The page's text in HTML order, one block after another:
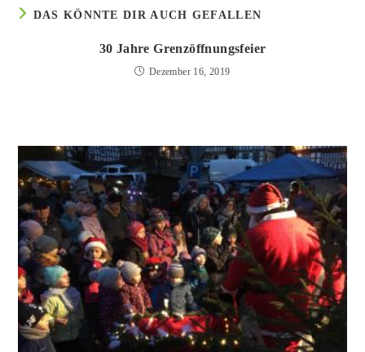
DAS KÖNNTE DIR AUCH GEFALLEN
30 Jahre Grenzöffnungsfeier
Dezember 16, 2019